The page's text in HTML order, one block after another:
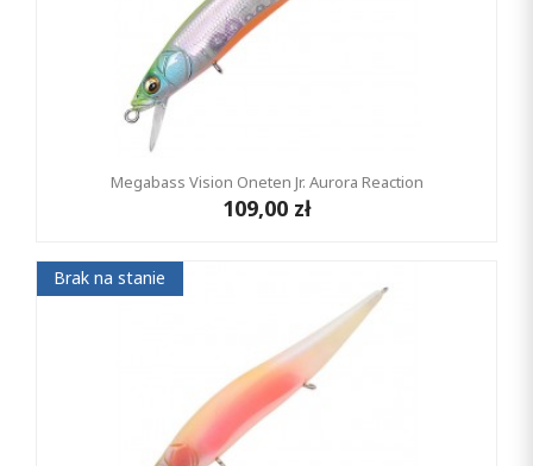
Megabass Vision Oneten Jr. Aurora Reaction
109,00 zł
Brak na stanie